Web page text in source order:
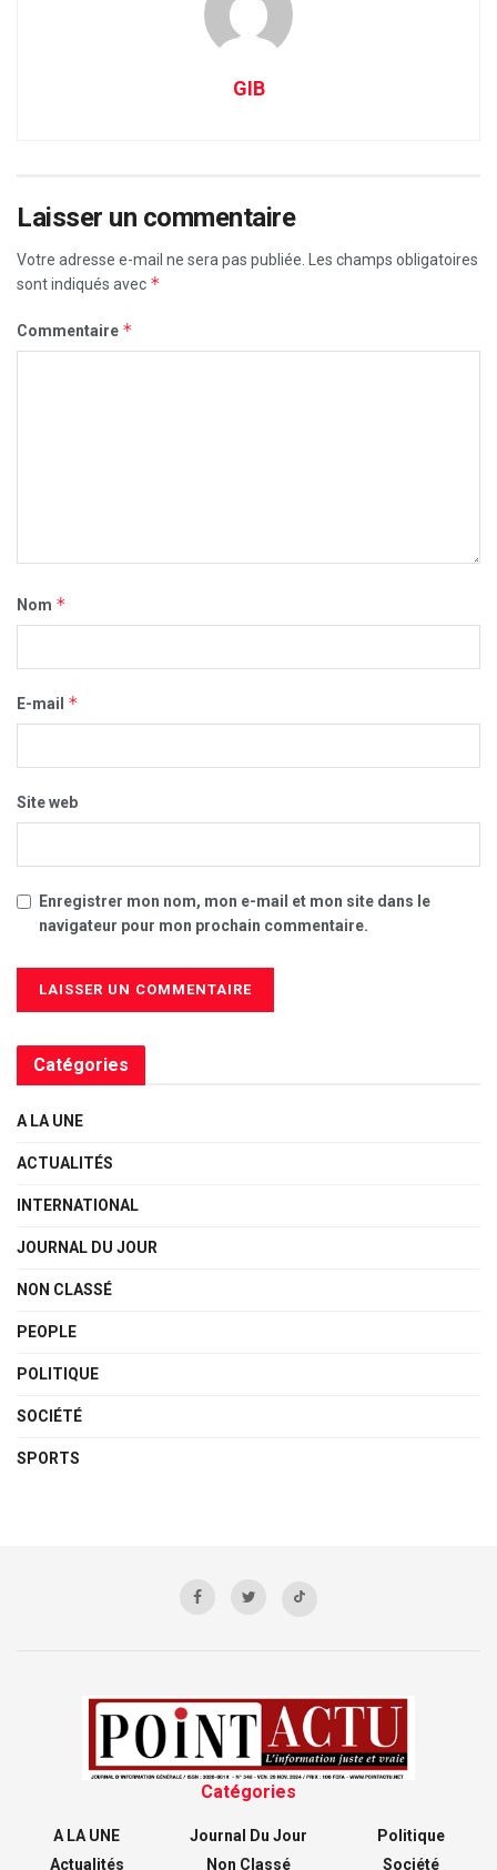
GIB
Laisser un commentaire
Votre adresse e-mail ne sera pas publiée. Les champs obligatoires
sont indiqués avec *
Commentaire *
Nom *
E-mail *
Site web
Enregistrer mon nom, mon e-mail et mon site dans le
navigateur pour mon prochain commentaire.
Catégories
A LA UNE
ACTUALITÉS
INTERNATIONAL
JOURNAL DU JOUR
NON CLASSÉ
PEOPLE
POLITIQUE
SOCIÉTÉ
SPORTS
Catégories
A LA UNE
Actualités
Journal Du Jour
Non Classé
Politique
Société